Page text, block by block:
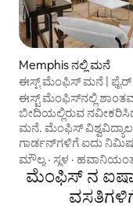
Memphis ನಲ್ಲಿ ಮನೆ
ಈಸ್ಟ್ ಮೆಂಫಿಸ್ ಮನೆ |
ಸಾಕುಪ್ರಾಣಿಗಳನ್ನು
ಈಸ್ಟ್ ಮೆಂಫಿಸ್‌ನಲ್ಲಿ
ಬೀದಿಯಲ್ಲಿರುವ
ಮನೆ. ಮೆಂಫಿಸ್
ಗಾರ್ಡನ್‌ಗಳಿಗೆ ಐದು
ನಿಮಿಷಗಳು. ಬೀಲ್
ನಿಮಿಷಗಳು. ವಿಶೇಷತೆ: ಬೆಂಕಿ ಹೊತ್ತಿಸುವ ಸ್ಥಳವಿರುವ,
ಸಂಪೂರ್ಣ ಬೇಲಿಯಿಂದ
ಸಾಕುಪ್ರಾಣಿಗಳಿಗೆ ಮತ್ತು
ಮೌಲ್ಯ· ಸ್ಥಳ ·
ಮೆಂಫಿಸ್ ನ